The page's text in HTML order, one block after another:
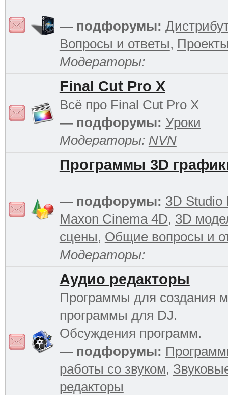
— подфорумы:
Вопросы и ответы,
Модераторы:
Final Cut Pro X
Всё про Final Cut Pro X
— подфорумы: Уроки
Модераторы: NVN
Программы 3D
— подфорумы: 3D Studio
Maxon Cinema 4D, 3D
сцены, Общие вопросы и
Модераторы:
Аудио редакторы
Программы для создания
программы для DJ.
Обсуждения программ.
— подфорумы:
работы со звуком,
редакторы